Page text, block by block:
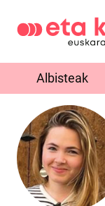
Albisteak